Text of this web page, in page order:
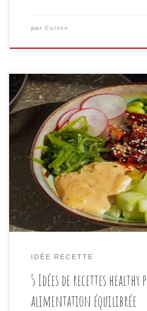
par Eatzee
Dans notre quête constante
et équilibrée, il est parfois
recettes qui allient à la fois
bienfaits pour la santé.
de créativité et
concocter des plats
et […]
IDÉE RECETTE
5 Idées de recettes healthy
alimentation équilibrée